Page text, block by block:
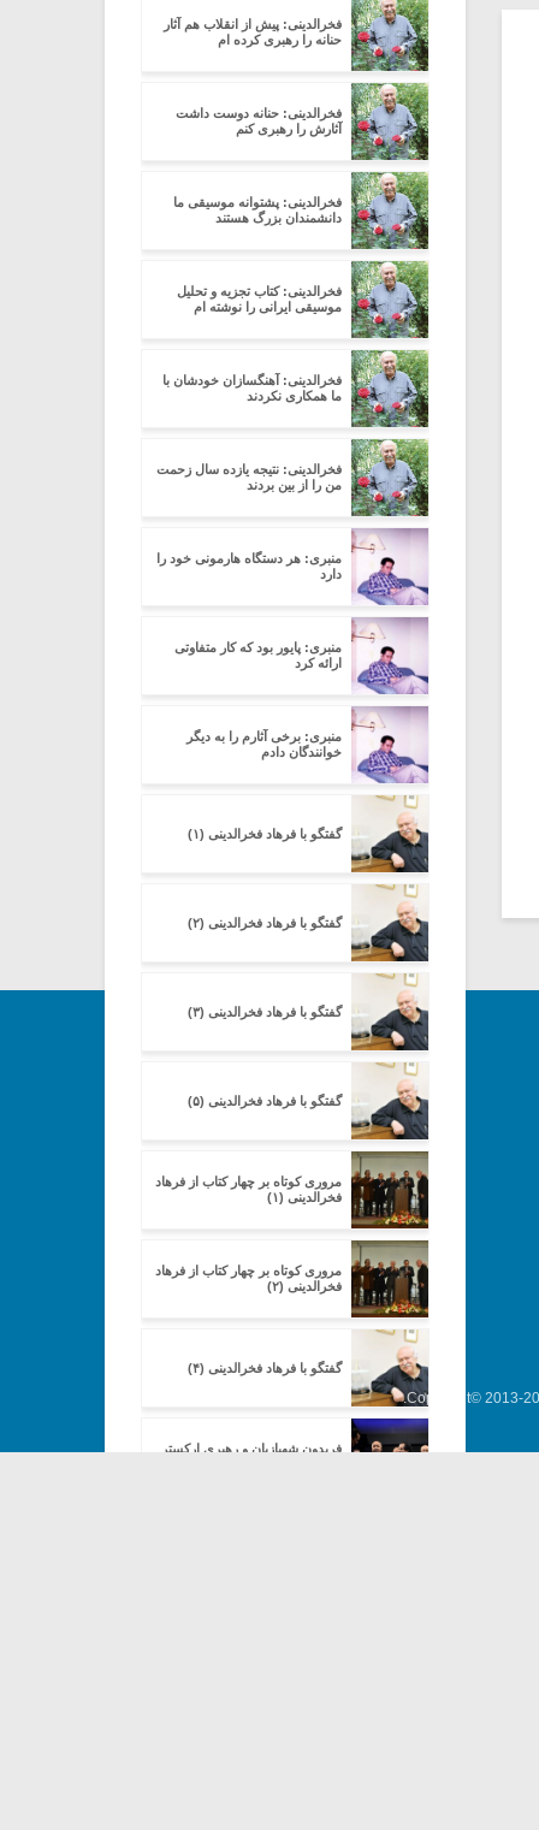
فخرالدینی: پیش از انقلاب هم آثار
حنانه را رهبری کرده ام
فخرالدینی: حنانه دوست داشت
آثارش را رهبری کنم
فخرالدینی: پشتوانه موسیقی ما
دانشمندان بزرگ هستند
فخرالدینی: کتاب تجزیه و تحلیل
موسیقی ایرانی را نوشته ام
فخرالدینی: آهنگسازان خودشان با
ما همکاری نکردند
فخرالدینی: نتیجه یازده سال زحمت
من را از بین بردند
منبری: هر دستگاه هارمونی خود را
دارد
منبری: پایور بود که کار متفاوتی
ارائه کرد
منبری: برخی آثارم را به دیگر
خوانندگان دادم
گفتگو با فرهاد فخرالدینی (۱)
گفتگو با فرهاد فخرالدینی (۲)
گفتگو با فرهاد فخرالدینی (۳)
گفتگو با فرهاد فخرالدینی (۵)
مروری کوتاه بر چهار کتاب از فرهاد
فخرالدینی (۱)
مروری کوتاه بر چهار کتاب از فرهاد
فخرالدینی (۲)
گفتگو با فرهاد فخرالدینی (۴)
فریدون شهبازیان و رهبری ارکستر
Copyright© 2013-